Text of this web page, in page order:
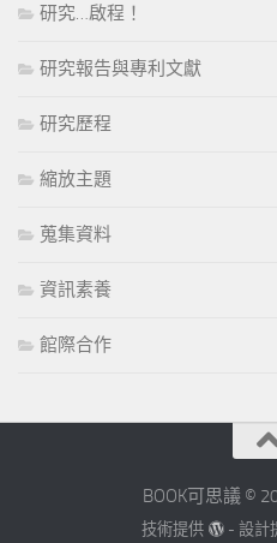
研究…啟程！
研究報告與專利文獻
研究歷程
縮放主題
蒐集資料
資訊素養
館際合作
BOOK可思議 ©
技術提供 - 設計